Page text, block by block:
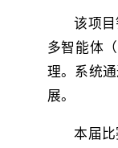
该项
多智能体
理。系统
展。
本届